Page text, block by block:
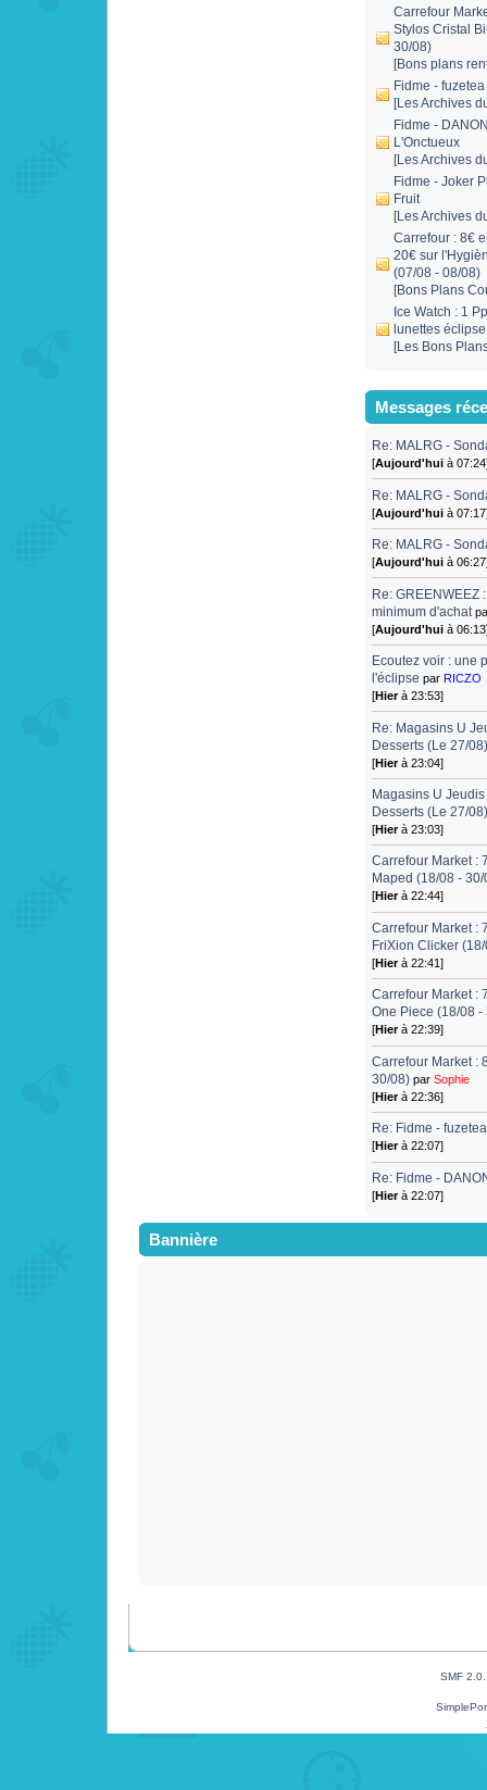
Carrefour
Stylos Cristal
30/08)
[Bons plans
Fidme - fuzetea
[Les Archives
Fidme -
L'Onctueux
[Les Archives
Fidme - Joker
Fruit
[Les Archives
Carrefour : 8€
20€ sur
(07/08 - 08/08)
[Bons Plans
Ice Watch : 1
lunettes
[Les Bons
Messages
Re: MALRG -
[Aujourd'hui à
Re: MALRG -
[Aujourd'hui à
Re: MALRG -
[Aujourd'hui à
Re: GREENWEEZ
minimum d'achat
[Aujourd'hui à
Ecoutez voir : une
l'éclipse parRICZO
[Hierà 23:53]
Re: Magasins U
Desserts (Le 27/
[Hierà 23:04]
Magasins U
Desserts (Le 27/
[Hierà 23:03]
Carrefour Market :
Maped (18/08 -
[Hierà 22:44]
Carrefour Market :
FriXion Clicker
[Hierà 22:41]
Carrefour Market :
One Piece (18/08 -
[Hierà 22:39]
Carrefour Market :
30/08) parSophie
[Hierà 22:36]
Re: Fidme - fuzetea
[Hierà 22:07]
Re: Fidme -
[Hierà 22:07]
Bannière
SMF